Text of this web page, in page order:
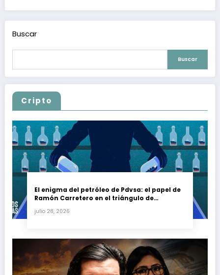
Buscar
Buscar
Cripto
El enigma del petróleo de Pdvsa: el papel de
Ramón Carretero en el triángulo de
julio 28, 2026